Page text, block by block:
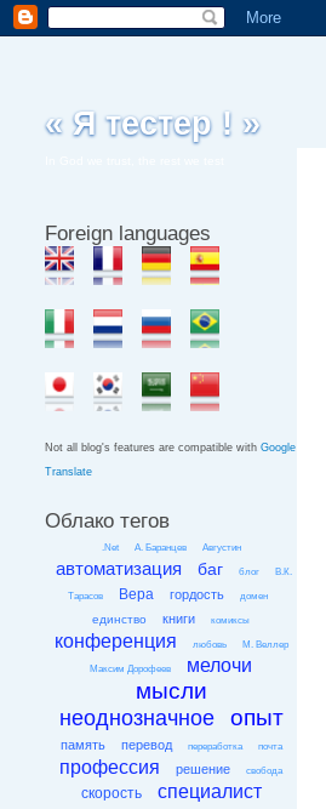
« Я тестер ! »
Foreign languages
Not all blog's features are compatible with Google
Translate
Облако тегов
.Net А. Баранцев Августин
автоматизация баг блог В.К.
Тарасов Вера гордость домен
единство книги комиксы
конференция любовь М. Веллер
Максим Дорофеев мелочи
мысли
неоднозначное опыт
память перевод переработка почта
профессия решение свобода
скорость специалист